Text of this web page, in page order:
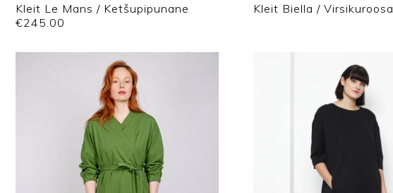
Kleit Le Mans / Ketšupipunane
€245.00
Kleit Biella / Virsikuroosa